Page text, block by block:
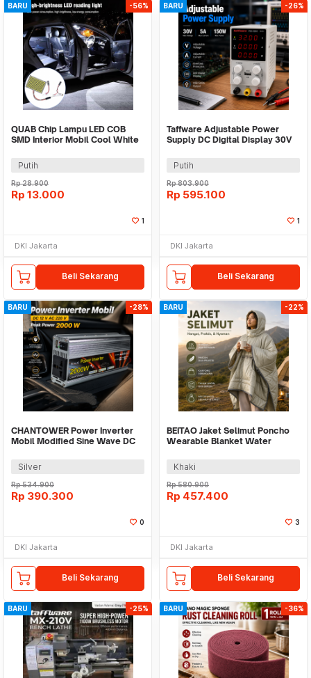
BARU -56%
QUAB Chip Lampu LED COB
SMD Interior Mobil Cool White
Putih
Rp28.900
Rp 13.000
1
DKI Jakarta
Beli Sekarang
BARU -26%
Taffware Adjustable Power
Supply DC Digital Display 30V
Putih
Rp803.900
Rp 595.100
1
DKI Jakarta
Beli Sekarang
BARU -28%
CHANTOWER Power Inverter
Mobil Modified Sine Wave DC
2000A
Silver
Rp534.900
Rp 390.300
0
DKI Jakarta
Beli Sekarang
BARU -22%
BEITAO Jaket Selimut Poncho
Wearable Blanket Water
Khaki
Rp580.900
Rp 457.400
3
DKI Jakarta
Beli Sekarang
BARU -25% BARU -36%